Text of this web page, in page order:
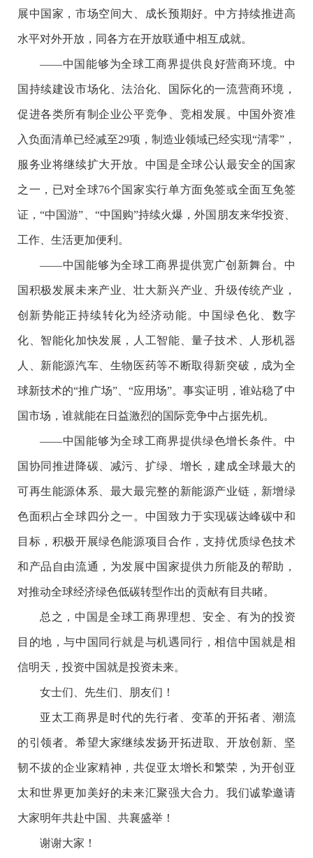
展中国家，市场空间大、成长预期好。中方持续推进高
水平对外开放，同各方在开放联通中相互成就。
——中国能够为全球工商界提供良好营商环境。中
国持续建设市场化、法治化、国际化的一流营商环境，
促进各类所有制企业公平竞争、竞相发展。中国外资准
入负面清单已经减至29项，制造业领域已经实现“清零”，
服务业将继续扩大开放。中国是全球公认最安全的国家
之一，已对全球76个国家实行单方面免签或全面互免签
证，“中国游”、“中国购”持续火爆，外国朋友来华投资、
工作、生活更加便利。
——中国能够为全球工商界提供宽广创新舞台。中
国积极发展未来产业、壮大新兴产业、升级传统产业，
创新势能正持续转化为经济动能。中国绿色化、数字
化、智能化加快发展，人工智能、量子技术、人形机器
人、新能源汽车、生物医药等不断取得新突破，成为全
球新技术的“推广场”、“应用场”。事实证明，谁站稳了中
国市场，谁就能在日益激烈的国际竞争中占据先机。
——中国能够为全球工商界提供绿色增长条件。中
国协同推进降碳、减污、扩绿、增长，建成全球最大的
可再生能源体系、最大最完整的新能源产业链，新增绿
色面积占全球四分之一。中国致力于实现碳达峰碳中和
目标，积极开展绿色能源项目合作，支持优质绿色技术
和产品自由流通，为发展中国家提供力所能及的帮助，
对推动全球经济绿色低碳转型作出的贡献有目共睹。
总之，中国是全球工商界理想、安全、有为的投资
目的地，与中国同行就是与机遇同行，相信中国就是相
信明天，投资中国就是投资未来。
女士们、先生们、朋友们！
亚太工商界是时代的先行者、变革的开拓者、潮流
的引领者。希望大家继续发扬开拓进取、开放创新、坚
韧不拔的企业家精神，共促亚太增长和繁荣，为开创亚
太和世界更加美好的未来汇聚强大合力。我们诚挚邀请
大家明年共赴中国、共襄盛举！
谢谢大家！